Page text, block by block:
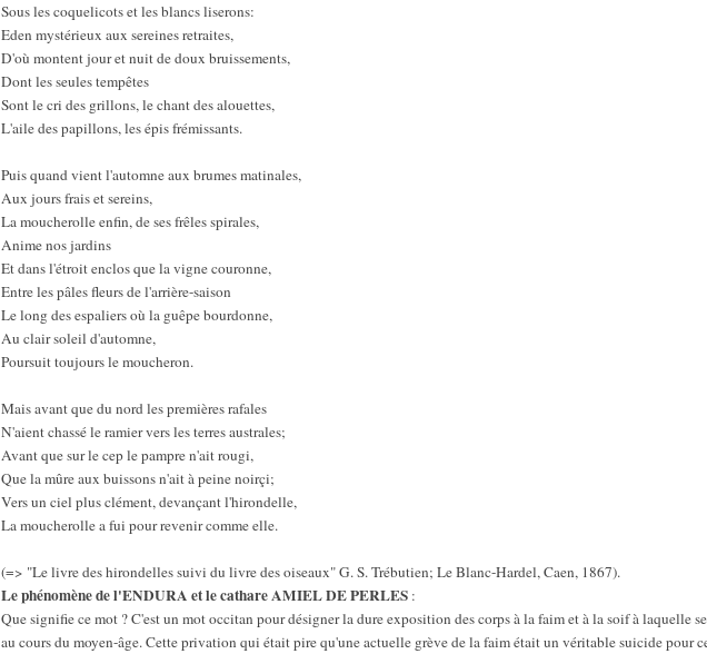
Sous les coquelicots et les blancs liserons:
Eden mystérieux aux sereines retraites,
D'où montent jour et nuit de doux bruissements,
Dont les seules tempêtes
Sont le cri des grillons, le chant des alouettes,
L'aile des papillons, les épis frémissants.
Puis quand vient l'automne aux brumes matinales,
Aux jours frais et sereins,
La moucherolle enfin, de ses frêles spirales,
Anime nos jardins
Et dans l'étroit enclos que la vigne couronne,
Entre les pâles fleurs de l'arrière-saison
Le long des espaliers où la guêpe bourdonne,
Au clair soleil d'automne,
Poursuit toujours le moucheron.
Mais avant que du nord les premières rafales
N'aient chassé le ramier vers les terres australes;
Avant que sur le cep le pampre n'ait rougi,
Que la mûre aux buissons n'ait à peine noirçi;
Vers un ciel plus clément, devançant l'hirondelle,
La moucherolle a fui pour revenir comme elle.
(=> "Le livre des hirondelles suivi du livre des oiseaux" G. S. Trébutien; Le Blanc-Hardel, Caen, 1867).
Le phénomène de l'ENDURA et le cathare AMIEL DE PERLES :
Que signifie ce mot ? C'est un mot occitan pour désigner la dure exposition des corps à la faim et à la soif à laquelle
au cours du moyen-âge. Cette privation qui était pire qu'une actuelle grève de la faim était un véritable suicide pour